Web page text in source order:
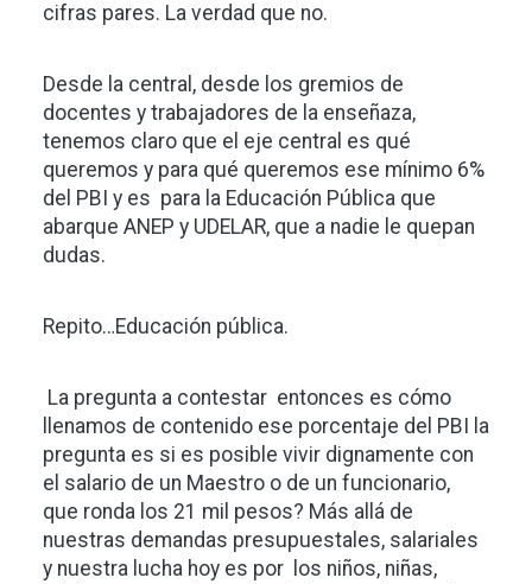
cifras pares. La verdad que no.
Desde la central, desde los gremios de
docentes y trabajadores de la enseñaza,
tenemos claro que el eje central es qué
queremos y para qué queremos ese mínimo 6%
del PBI y es para la Educación Pública que
abarque ANEP y UDELAR, que a nadie le quepan
dudas.
Repito…Educación pública.
La pregunta a contestar entonces es cómo
llenamos de contenido ese porcentaje del PBI la
pregunta es si es posible vivir dignamente con
el salario de un Maestro o de un funcionario,
que ronda los 21 mil pesos? Más allá de
nuestras demandas presupuestales, salariales
y nuestra lucha hoy es por los niños, niñas,